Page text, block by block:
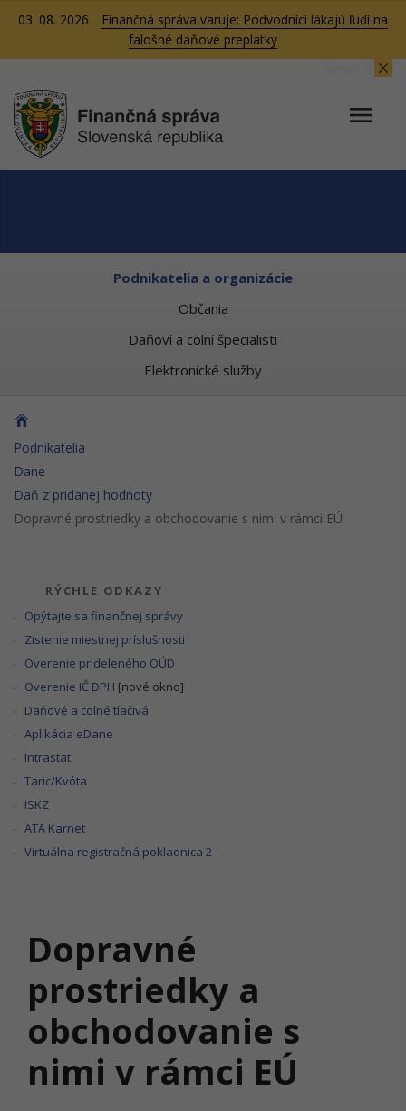
03. 08. 2026
Finančná správa varuje: Podvodníci lákajú ľudí na
falošné daňové preplatky
Server BB01
Podnikatelia a organizácie
Občania
Daňoví a colní špecialisti
Elektronické služby
Podnikatelia
Dane
Daň z pridanej hodnoty
Dopravné prostriedky a obchodovanie s nimi v rámci EÚ
RÝCHLE ODKAZY
Opýtajte sa finančnej správy
Zistenie miestnej príslušnosti
Overenie prideleného OÚD
Overenie IČ DPH [nové okno]
Daňové a colné tlačivá
Aplikácia eDane
Intrastat
Taric/Kvóta
ISKZ
ATA Karnet
Virtuálna registračná pokladnica 2
Dopravné
prostriedky a
obchodovanie s
nimi v rámci EÚ